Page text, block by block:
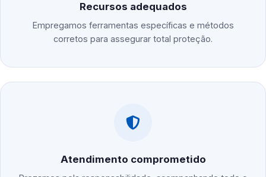
Recursos adequados
Empregamos ferramentas específicas e métodos
corretos para assegurar total proteção.
Atendimento comprometido